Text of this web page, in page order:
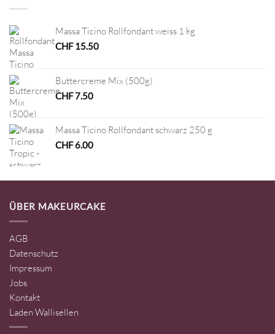
Massa Ticino Rollfondant weiss 1 kg
CHF15.50
Buttercreme Mix (500g)
CHF7.50
Massa Ticino Rollfondant schwarz 250 g
CHF6.00
ÜBER MAKEURCAKE
AGB
Datenschutz
Impressum
Jobs
Kontakt
Laden Wallisellen